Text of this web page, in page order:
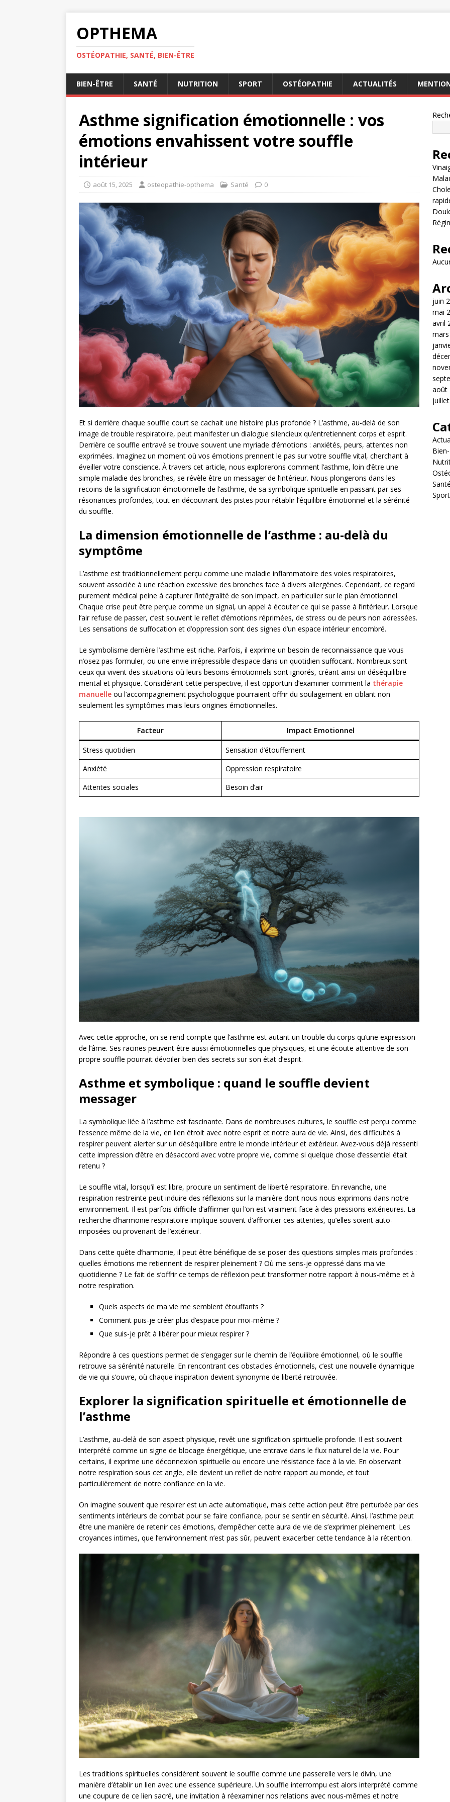
OPTHEMA
OSTÉOPATHIE, SANTÉ, BIEN-ÊTRE
BIEN-ÊTRE SANTÉ NUTRITION SPORT OSTÉOPATHIE ACTUALITÉS
Asthme signification émotionnelle : vos
émotions envahissent votre souffle
intérieur
août 15, 2025 osteopathie-opthema Santé 0
Et si derrière chaque souffle court se cachait une histoire plus profonde ? L’asthme, au-delà de son
image de trouble respiratoire, peut manifester un dialogue silencieux qu’entretiennent corps et esprit.
Derrière ce souffle entravé se trouve souvent une myriade d’émotions : anxiétés, peurs, attentes non
exprimées. Imaginez un moment où vos émotions prennent le pas sur votre souffle vital, cherchant à
éveiller votre conscience. À travers cet article, nous explorerons comment l’asthme, loin d’être une
simple maladie des bronches, se révèle être un messager de l’intérieur. Nous plongerons dans les
recoins de la signification émotionnelle de l’asthme, de sa symbolique spirituelle en passant par ses
résonances profondes, tout en découvrant des pistes pour rétablir l’équilibre émotionnel et la sérénité
du souffle.
La dimension émotionnelle de l’asthme : au-delà du
symptôme
L’asthme est traditionnellement perçu comme une maladie inflammatoire des voies respiratoires,
souvent associée à une réaction excessive des bronches face à divers allergènes. Cependant, ce regard
purement médical peine à capturer l’intégralité de son impact, en particulier sur le plan émotionnel.
Chaque crise peut être perçue comme un signal, un appel à écouter ce qui se passe à l’intérieur. Lorsque
l’air refuse de passer, c’est souvent le reflet d’émotions réprimées, de stress ou de peurs non adressées.
Les sensations de suffocation et d’oppression sont des signes d’un espace intérieur encombré.
Le symbolisme derrière l’asthme est riche. Parfois, il exprime un besoin de reconnaissance que vous
n’osez pas formuler, ou une envie irrépressible d’espace dans un quotidien suffocant. Nombreux sont
ceux qui vivent des situations où leurs besoins émotionnels sont ignorés, créant ainsi un déséquilibre
mental et physique. Considérant cette perspective, il est opportun d’examiner comment la thérapie
manuelle ou l’accompagnement psychologique pourraient offrir du soulagement en ciblant non
seulement les symptômes mais leurs origines émotionnelles.
Facteur Impact Emotionnel
Stress quotidien
Sensation d’étouffement
Anxiété
Oppression respiratoire
Attentes sociales
Besoin d’air
Avec cette approche, on se rend compte que l’asthme est autant un trouble du corps qu’une expression
de l’âme. Ses racines peuvent être aussi émotionnelles que physiques, et une écoute attentive de son
propre souffle pourrait dévoiler bien des secrets sur son état d’esprit.
Asthme et symbolique : quand le souffle devient
messager
La symbolique liée à l’asthme est fascinante. Dans de nombreuses cultures, le souffle est perçu comme
l’essence même de la vie, en lien étroit avec notre esprit et notre aura de vie. Ainsi, des difficultés à
respirer peuvent alerter sur un déséquilibre entre le monde intérieur et extérieur. Avez-vous déjà ressenti
cette impression d’être en désaccord avec votre propre vie, comme si quelque chose d’essentiel était
retenu ?
Le souffle vital, lorsqu’il est libre, procure un sentiment de liberté respiratoire. En revanche, une
respiration restreinte peut induire des réflexions sur la manière dont nous nous exprimons dans notre
environnement. Il est parfois difficile d’affirmer qui l’on est vraiment face à des pressions extérieures. La
recherche d’harmonie respiratoire implique souvent d’affronter ces attentes, qu’elles soient auto-
imposées ou provenant de l’extérieur.
Dans cette quête d’harmonie, il peut être bénéfique de se poser des questions simples mais profondes :
quelles émotions me retiennent de respirer pleinement ? Où me sens-je oppressé dans ma vie
quotidienne ? Le fait de s’offrir ce temps de réflexion peut transformer notre rapport à nous-même et à
notre respiration.
Quels aspects de ma vie me semblent étouffants ?
Comment puis-je créer plus d’espace pour moi-même ?
Que suis-je prêt à libérer pour mieux respirer ?
Répondre à ces questions permet de s’engager sur le chemin de l’équilibre émotionnel, où le souffle
retrouve sa sérénité naturelle. En rencontrant ces obstacles émotionnels, c’est une nouvelle dynamique
de vie qui s’ouvre, où chaque inspiration devient synonyme de liberté retrouvée.
Explorer la signification spirituelle et émotionnelle de
l’asthme
L’asthme, au-delà de son aspect physique, revêt une signification spirituelle profonde. Il est souvent
interprété comme un signe de blocage énergétique, une entrave dans le flux naturel de la vie. Pour
certains, il exprime une déconnexion spirituelle ou encore une résistance face à la vie. En observant
notre respiration sous cet angle, elle devient un reflet de notre rapport au monde, et tout
particulièrement de notre confiance en la vie.
On imagine souvent que respirer est un acte automatique, mais cette action peut être perturbée par des
sentiments intérieurs de combat pour se faire confiance, pour se sentir en sécurité. Ainsi, l’asthme peut
être une manière de retenir ces émotions, d’empêcher cette aura de vie de s’exprimer pleinement. Les
croyances intimes, que l’environnement n’est pas sûr, peuvent exacerber cette tendance à la rétention.
Les traditions spirituelles considèrent souvent le souffle comme une passerelle vers le divin, une
manière d’établir un lien avec une essence supérieure. Un souffle interrompu est alors interprété comme
une coupure de ce lien sacré, une invitation à réexaminer nos relations avec nous-mêmes et notre
juin
mai
avril
août
Santé
Sport